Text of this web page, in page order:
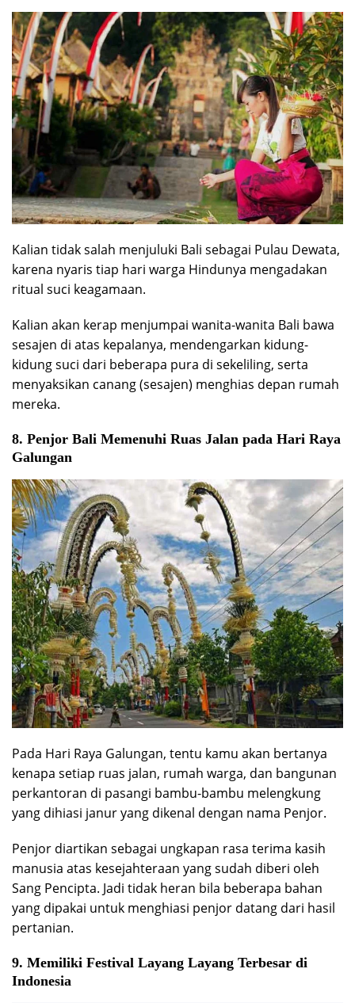
Kalian tidak salah menjuluki Bali sebagai Pulau Dewata,
karena nyaris tiap hari warga Hindunya mengadakan
ritual suci keagamaan.
Kalian akan kerap menjumpai wanita-wanita Bali bawa
sesajen di atas kepalanya, mendengarkan kidung-
kidung suci dari beberapa pura di sekeliling, serta
menyaksikan canang (sesajen) menghias depan rumah
mereka.
8. Penjor Bali Memenuhi Ruas Jalan pada Hari Raya
Galungan
Pada Hari Raya Galungan, tentu kamu akan bertanya
kenapa setiap ruas jalan, rumah warga, dan bangunan
perkantoran di pasangi bambu-bambu melengkung
yang dihiasi janur yang dikenal dengan nama Penjor.
Penjor diartikan sebagai ungkapan rasa terima kasih
manusia atas kesejahteraan yang sudah diberi oleh
Sang Pencipta. Jadi tidak heran bila beberapa bahan
yang dipakai untuk menghiasi penjor datang dari hasil
pertanian.
9. Memiliki Festival Layang Layang Terbesar di
Indonesia